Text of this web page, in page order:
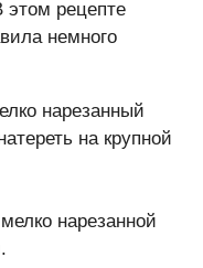
рецепте
немного
нарезанный
на крупной
нарезанной